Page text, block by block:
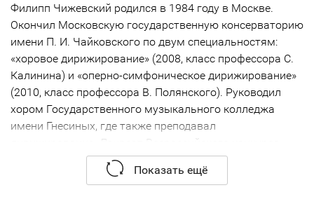
Филипп Чижевский родился в 1984 году в Москве.
Окончил Московскую государственную консерваторию
имени П. И. Чайковского по двум специальностям:
«хоровое дирижирование» (2008, класс профессора С.
Калинина) и «оперно-симфоническое дирижирование»
(2010, класс профессора В. Полянского). Руководил
хором Государственного музыкального колледжа
имени Гнесиных, где также преподавал
дирижирование. Лауреат Всероссийского конкурса
дирижеров в Москве (2008).
Показать ещё